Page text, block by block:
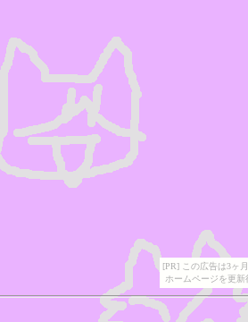
[PR] この広告は3ヶ
ホームページを更